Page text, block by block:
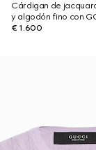
Cárdigan de
y algodón fino con
€ 1.600